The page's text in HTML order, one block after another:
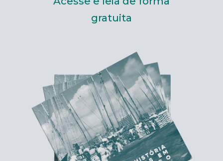
gratuita